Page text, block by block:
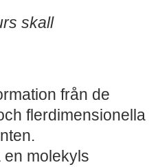
skall
från de
flerdimensionella
en molekyls